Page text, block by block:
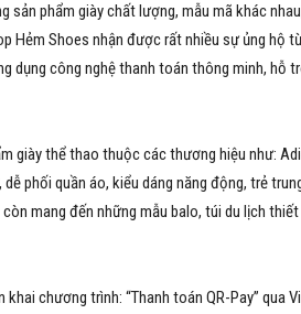
sản phẩm giày chất lượng, mẫu mã khác
Hẻm Shoes nhận được rất nhiều sự ủng hộ
dụng công nghệ thanh toán thông minh, hỗ
giày thể thao thuộc các thương hiệu như:
phối quần áo, kiểu dáng năng động, trẻ
mang đến những mẫu balo, túi du lịch
chương trình: “Thanh toán QR-Pay” qua